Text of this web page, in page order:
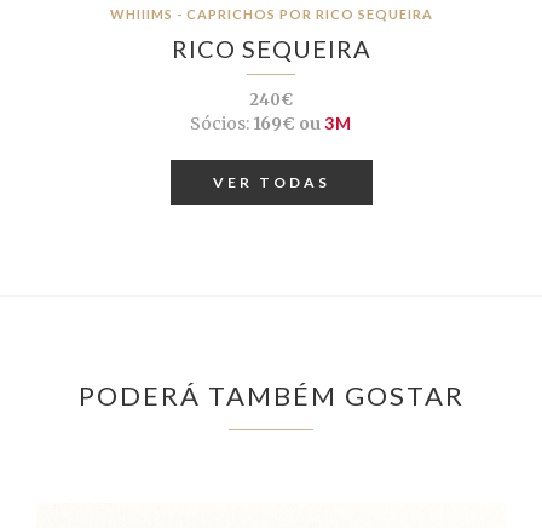
WHIIIMS - CAPRICHOS POR RICO SEQUEIRA
RICO SEQUEIRA
240€
Sócios: 169€ ou3M
VER TODAS
PODERÁ TAMBÉM GOSTAR